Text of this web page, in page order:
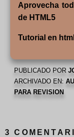
Aprovecha
de HTML5
Tutorial en
PUBLICADO POR
ARCHIVADO EN:
PARA REVISION
3